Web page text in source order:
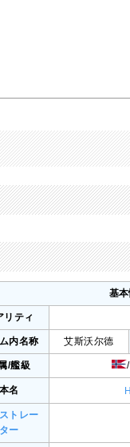
基
リティ
内名称 艾斯沃尔德
/艦級
本名
トレー
ター